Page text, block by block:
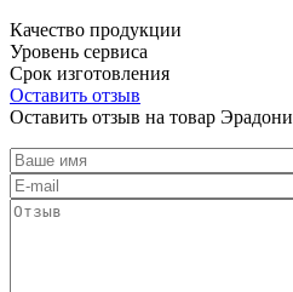
Качество продукции
Уровень сервиса
Срок изготовления
Оставить отзыв
Оставить отзыв на товар Эрадони